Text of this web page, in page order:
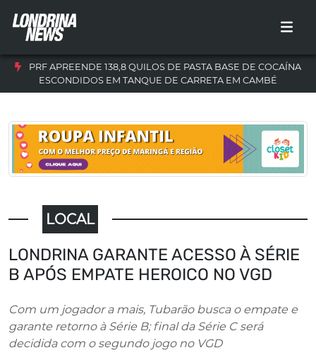
PRF APREENDE 138,8 QUILOS DE PASTA BASE DE COCAÍNA
ESCONDIDOS EM TANQUE DE CARRETA EM CAMBÉ
LOCAL
LONDRINA GARANTE ACESSO À SÉRIE
B APÓS EMPATE HEROICO NO VGD
Com um jogador a mais, Tubarão busca o empate e
garante retorno à Série B; final da Série C será
decidida com o segundo jogo no VGD